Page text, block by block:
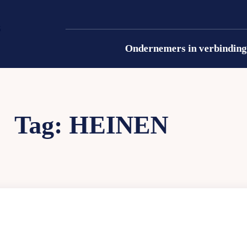
Ondernemers in verbinding
Tag: HEINEN